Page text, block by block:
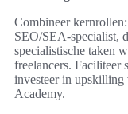
Combineer
SEO/SEA‑specialist,
specialistische taken
freelancers. Faciliteer
investeer in
Academy.